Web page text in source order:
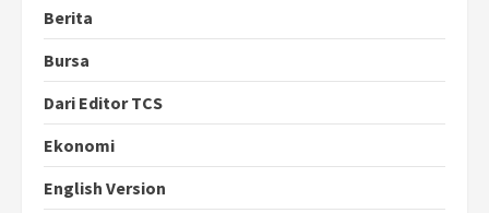
Berita
Bursa
Dari Editor TCS
Ekonomi
English Version